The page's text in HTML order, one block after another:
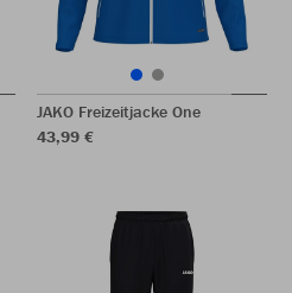
JAKO Freizeitjacke One
43,99 €